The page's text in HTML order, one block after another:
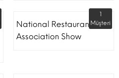
National Restaurant
Association Show
1
Müşteri